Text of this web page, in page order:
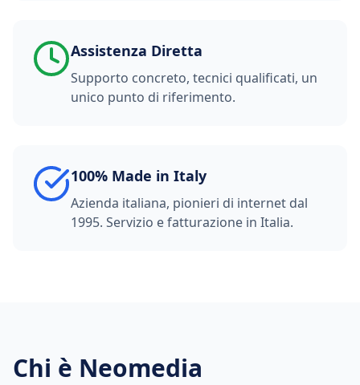
Assistenza Diretta
Supporto concreto, tecnici qualificati, un
unico punto di riferimento.
100% Made in Italy
Azienda italiana, pionieri di internet dal
1995. Servizio e fatturazione in Italia.
Chi è Neomedia